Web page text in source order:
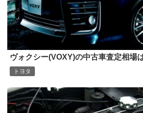
ヴォクシー(VOXY)の中古車査定相場
トヨタ